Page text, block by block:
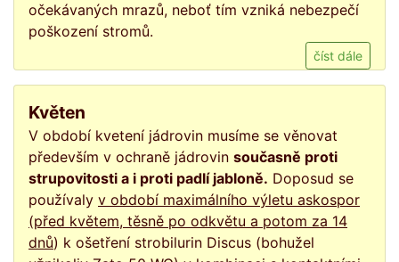
očekávaných mrazů, neboť tím vzniká nebezpečí
poškození stromů.
číst dále
Květen
V období kvetení jádrovin musíme se věnovat
především v ochraně jádrovin současně proti
strupovitosti a i proti padlí jabloně. Doposud se
používaly v období maximálního výletu askospor
(před květem, těsně po odkvětu a potom za 14
dnů) k ošetření strobilurin Discus (bohužel